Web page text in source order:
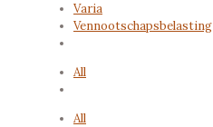
Varia
Vennootschapsbelasting
All
All